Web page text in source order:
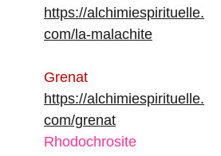
https://alchimiespirituelle.
com/la-malachite
Grenat
https://alchimiespirituelle.
com/grenat
Rhodochrosite